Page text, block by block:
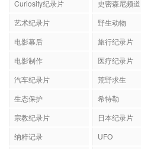
Curiosity纪录片 史密森尼频道
艺术纪录片
野生动物
电影幕后
旅行纪录片
电影制作
医疗纪录片
汽车纪录片
荒野求生
生态保护
希特勒
宗教纪录片
日本纪录片
纳粹记录
UFO